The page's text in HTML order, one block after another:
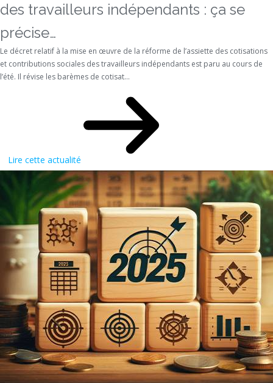
des travailleurs indépendants : ça se
précise…
Le décret relatif à la mise en œuvre de la réforme de l’assiette des cotisations
et contributions sociales des travailleurs indépendants est paru au cours de
l’été. Il révise les barèmes de cotisat...
Lire cette actualité